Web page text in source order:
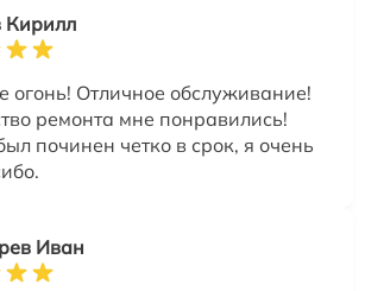
огонь! Отличное обслуживание!
ремонта мне понравились!
починен четко в срок, я очень
Иван